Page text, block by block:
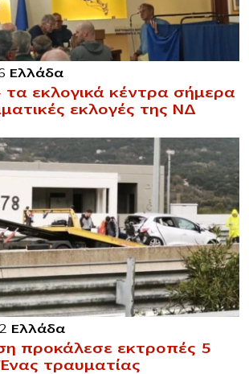
Ελλάδα
τα εκλογικά κέντρα σήμερα
εκλογές της ΝΔ
Ελλάδα
προκάλεσε εκτροπές 5
τραυματίας